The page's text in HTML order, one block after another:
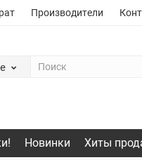
Производители
Новинки Хиты